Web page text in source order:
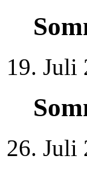
19. Juli
26. Juli